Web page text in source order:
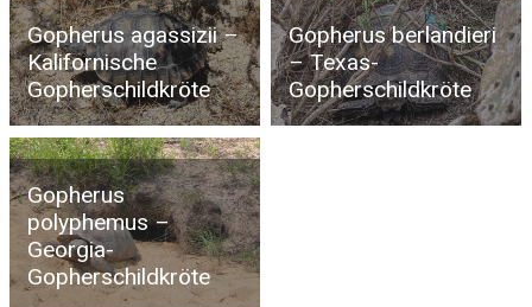
Gopherus agassizii –
Kalifornische
Gopherschildkröte
Gopherus berlandieri
– Texas-
Gopherschildkröte
Gopherus
polyphemus –
Georgia-
Gopherschildkröte